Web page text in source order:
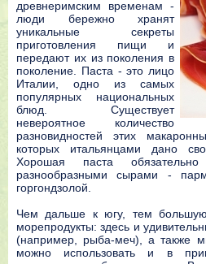
древнеримским временам -
люди бережно хранят
уникальные секреты
приготовления пищи и
передают их из поколения в
поколение. Паста - это лицо
Италии, одно из самых
популярных национальных
блюд. Существует
невероятное количество
разновидностей этих
которых итальянцами дано
Хорошая паста
разнообразными сырами -
горгондзолой.
Чем дальше к югу, тем большую
морепродукты: здесь и
(например, рыба-меч), а также
можно использовать и в